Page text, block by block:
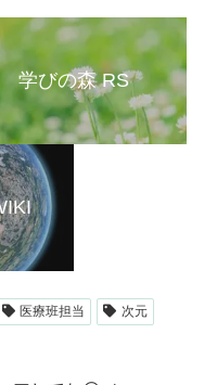
学びの森 RS
医療班担当
次元